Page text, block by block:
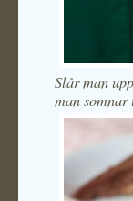
Slår man
man